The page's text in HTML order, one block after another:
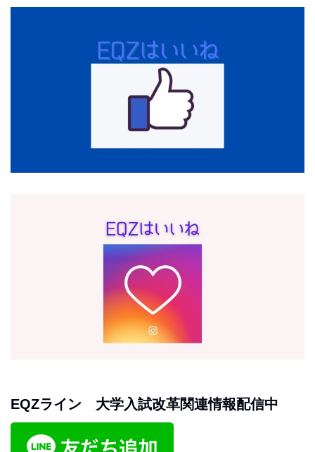
EQZライン 大学入試改革関連情報配信中